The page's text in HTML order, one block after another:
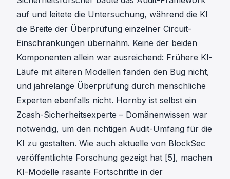
auf und leitete die Untersuchung, während die KI
die Breite der Überprüfung einzelner Circuit-
Einschränkungen übernahm. Keine der beiden
Komponenten allein war ausreichend: Frühere KI-
Läufe mit älteren Modellen fanden den Bug nicht,
und jahrelange Überprüfung durch menschliche
Experten ebenfalls nicht. Hornby ist selbst ein
Zcash-Sicherheitsexperte – Domänenwissen war
notwendig, um den richtigen Audit-Umfang für die
KI zu gestalten. Wie auch aktuelle von BlockSec
veröffentlichte Forschung gezeigt hat [5], machen
KI-Modelle rasante Fortschritte in der